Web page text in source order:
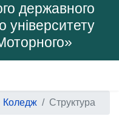
державного
університету
Коледж Структура